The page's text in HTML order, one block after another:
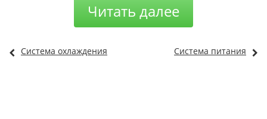
Читать далее
Система охлаждения Система питания